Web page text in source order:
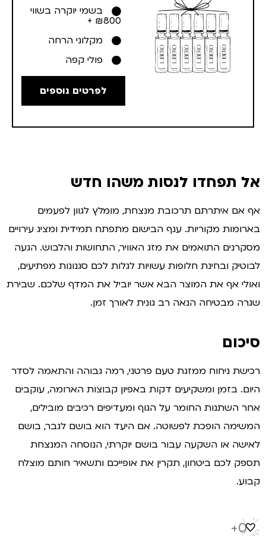
0
בשמי יוקרה בשווי
₪800 +
מקלוני הרחה
פולי קפה
לפרטים נוספים
תפחדו לנסות משהו חדש
אם איתרתם תרכובת מנצחת, מומלץ לגוון לפעמים
מקוריות. ענף הבישום מתפתח תמידית ומציג עירויים
התואמים את מזג האוויר, התחושות והלבוש. הגעה
ובחינת חלופות עשויות לגלות לכם סגנונות מפתיעים,
אף את המוצר הבא אשר יוביל את המדף שלכם. שבירת
מבטיחה הנאה רב גונית לאורך זמן.
ניחוח ממזגת טעם פרטני, רמה גבוהה והתאמה לסדר
בזמן ומשקיעים דקות באפיון קבוצות הארומה, עוקבים
השתנות החומר על הגוף ומעדיפים רכיבים מובילים,
הופכת לפשוטה. אם היעד הוא בושם לגבר, בושם
או השקעה עבור בושם יוקרתי, הנוסחה המנצחת
לכם ביטחון, תקרין את אופייכם ותשאיר חותם מוצלח